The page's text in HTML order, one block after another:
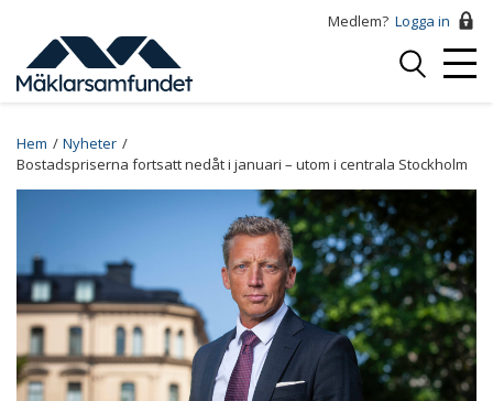
huvudinnehåll
Medlem? Logga in
Logga
Breadcrumb
Hem
Nyheter
Bostadspriserna fortsatt nedåt i januari – utom i centrala Stockholm